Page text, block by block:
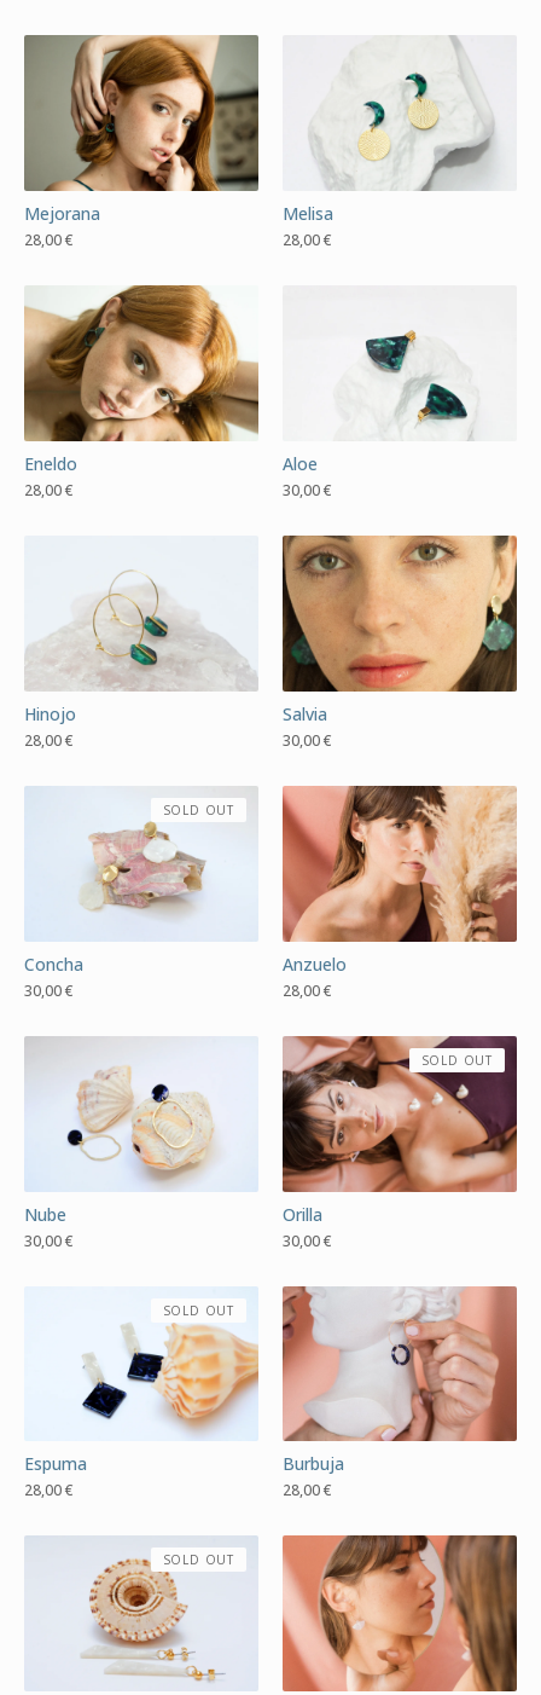
Mejorana
28,00€
Melisa
28,00€
Eneldo
28,00€
Aloe
30,00€
Hinojo
28,00€
Salvia
30,00€
Concha
30,00€
SOLD OUT
Anzuelo
28,00€
Nube
30,00€
Orilla
30,00€
SOLD OUT
Espuma
28,00€
SOLD OUT
Burbuja
28,00€
SOLD OUT